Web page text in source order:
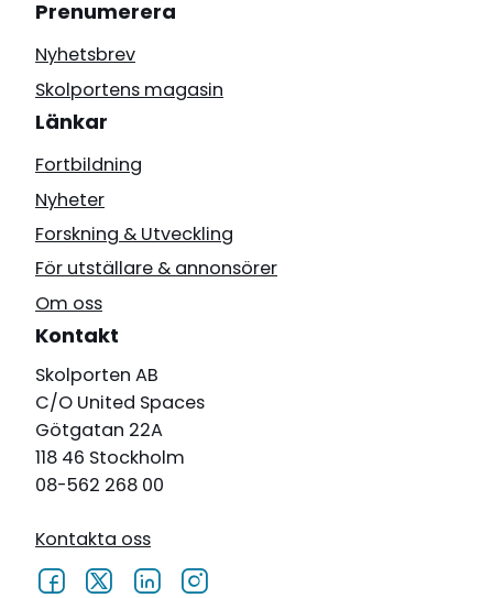
Prenumerera
Nyhetsbrev
Skolportens magasin
Länkar
Fortbildning
Nyheter
Forskning & Utveckling
För utställare & annonsörer
Om oss
Kontakt
Skolporten AB
C/O United Spaces
Götgatan 22A
118 46 Stockholm
08-562 268 00
Kontakta oss